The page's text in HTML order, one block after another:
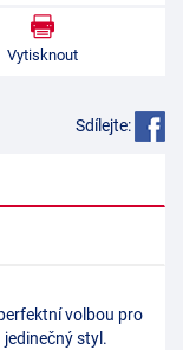
Vytisknout
Sdílejte:
volbou pro
styl.